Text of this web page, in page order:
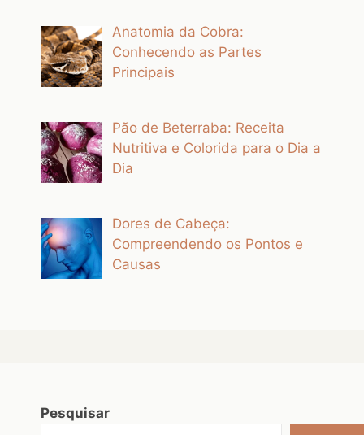
Anatomia da Cobra:
Conhecendo as Partes
Principais
Pão de Beterraba: Receita
Nutritiva e Colorida para o Dia a
Dia
Dores de Cabeça:
Compreendendo os Pontos e
Causas
Pesquisar